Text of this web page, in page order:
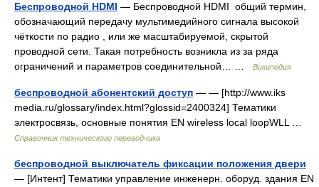
Беспроводной HDMI — Беспроводной HDMI общий термин,
обозначающий передачу мультимедийного сигнала высокой
чёткости по радио , или же масштабируемой, скрытой
проводной сети. Такая потребность возникла из за ряда
ограничений и параметров соединительной… …
Википедия
беспроводной абонентский доступ — — [http://www.iks
media.ru/glossary/index.html?glossid=2400324] Тематики
электросвязь, основные понятия EN wireless local loopWLL …
Справочник технического переводчика
беспроводной выключатель фиксации положения двери
— [Интент] Тематики управление инженерн. оборуд. здания EN